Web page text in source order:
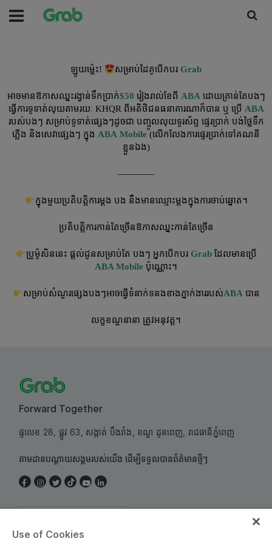
ឡូយម្ល៉េះ! សម្រាប់ដៃគូបើកបរ Grab
អាចមានឱកាសឈ្នះរង្វាន់ទឹកប្រាក់$50 រៀងរាល់ខែពី ABA ដោយគ្រាន់តែបងៗ
ធ្វើការទូទាត់លុយតាមរយៈ KHQR ពីអតិថិជនធនាគារណាក៏បាន ឬ ប្រើ ABA
របស់បងៗ សម្រាប់ទូទាត់ផ្សេងៗដូចជា បញ្ចូលលុយទូរស័ព្ទ ផ្ទេរប្រាក់ បង់ថ្លៃទឹក
ភ្លើង និងសេវាផ្សេងៗ ក្នុង ABA Mobile (លើកលែងការផ្ទេរប្រាក់ទៅគណនី
ខ្លួនឯង)
————
ក្នុងមួយប្រតិបត្ដិការម្ដង បង នឹងមានឈ្មោះម្ដងក្នុងការចាប់ឆ្នោត។
ប្រតិបត្ដិការកាន់តែច្រើនឱកាសឈ្នះកាន់តែច្រើន
ប្រូម៉ូសិននេះ ផ្ដល់ជូនសម្រាប់តែ បងៗ អ្នកបើកបរ Grab ដែលមានប្រើ
ABA Mobile ប៉ុណ្ណោះ។
សម្រាប់សំណួរផ្សេងបងៗអាចធ្វើទំនាក់ទនងខាងភ្នាក់ងាររបស់ABA បាន
លក្ខខណ្ឌនានា ត្រូវអនុវត្ត។
Forward Together
ផ្ទលេខ 28, ផ្លូវ 63, សង្កាត់ បឹងរាំង, ខណ្ឌ ដូនពេញ, រាជធានីភ្នំពេញ
តាមដានបណ្តាយសង្គមរបស់យើង ដើម្បីទទួលបានព័ត៌មានថ្មីៗ
Use of Cookies